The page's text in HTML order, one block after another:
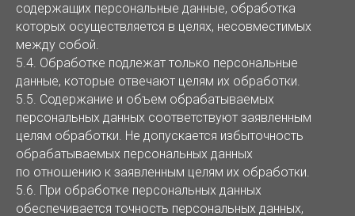
содержащих персональные данные, обработка
которых осуществляется в целях, несовместимых
между собой.
5.4. Обработке подлежат только персональные
данные, которые отвечают целям их обработки.
5.5. Содержание и объем обрабатываемых
персональных данных соответствуют заявленным
целям обработки. Не допускается избыточность
обрабатываемых персональных данных
по отношению к заявленным целям их обработки.
5.6. При обработке персональных данных
обеспечивается точность персональных данных,